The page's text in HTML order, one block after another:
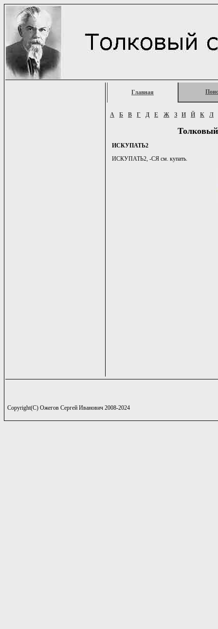
Главная
А Б В Г Д Е Ж З И Й К Л
ИСКУПАТЬ2
ИСКУПАТЬ2, -СЯ см. купать.
Copyright(C) Ожегов Сергей Иванович 2008-2024